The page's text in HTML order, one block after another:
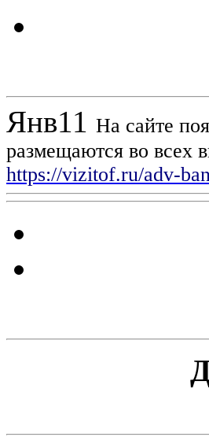
Янв11 На сайте
размещаются во всех
https://vizitof.ru/adv-